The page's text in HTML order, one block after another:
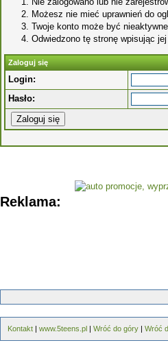
Możesz nie mieć uprawnień do
Twoje konto może być
Odwiedzono tę stronę wpisując
Zaloguj się
Login:
Hasło:
Reklama:
Kontakt | www.5teens.pl | Wróć do góry | Wróć